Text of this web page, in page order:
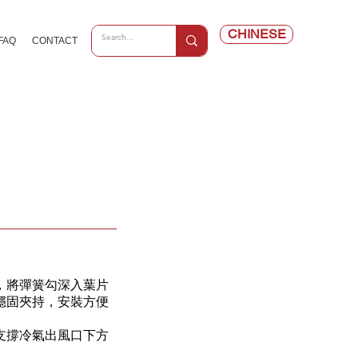
FAQ CONTACT CHINESE
將彈簧勾深入葉片
固夾持，安裝方便
撐冷氣出風口下方